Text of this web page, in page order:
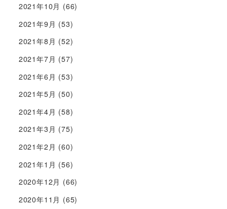
2021年10月 (66)
2021年9月 (53)
2021年8月 (52)
2021年7月 (57)
2021年6月 (53)
2021年5月 (50)
2021年4月 (58)
2021年3月 (75)
2021年2月 (60)
2021年1月 (56)
2020年12月 (66)
2020年11月 (65)